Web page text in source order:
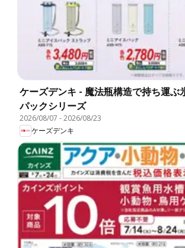
ケーズデンキ - 魔法瓶構造で持ち運ぶ
パックシリーズ
2026/08/07 -2026/08/23
ケーズデンキ